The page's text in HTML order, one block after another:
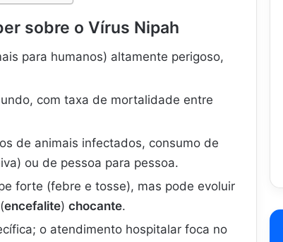
sobre o Vírus Nipah
para humanos) altamente perigoso,
com taxa de mortalidade entre
de animais infectados, consumo de
ou de pessoa para pessoa.
forte (febre e tosse), mas pode evoluir
encefalite) chocante.
o atendimento hospitalar foca no